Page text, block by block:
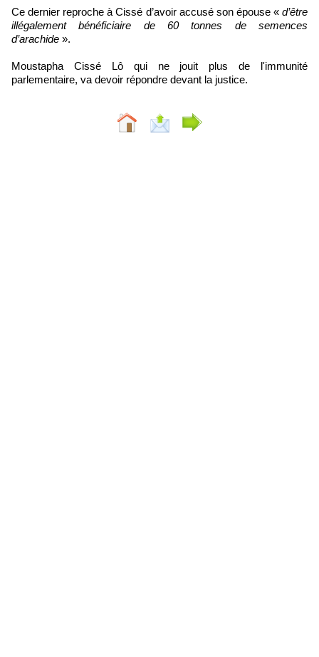
Ce dernier reproche à Cissé d’avoir accusé son épouse « d’être
illégalement bénéficiaire de 60 tonnes de semences
d’arachide ».
Moustapha Cissé Lô qui ne jouit plus de l'immunité
parlementaire, va devoir répondre devant la justice.